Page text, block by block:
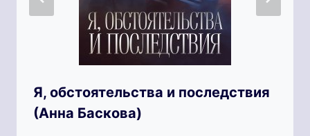
Я, обстоятельства и последствия
(Анна Баскова)